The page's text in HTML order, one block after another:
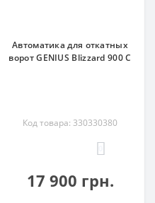
Автоматика для откатных
ворот GENIUS Blizzard 900 C
Код товара: 330330380
17 900 грн.